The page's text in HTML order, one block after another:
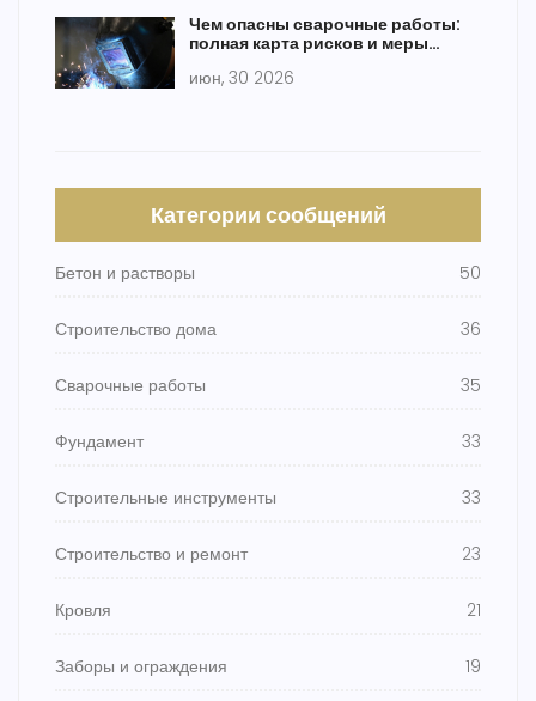
Чем опасны сварочные работы:
полная карта рисков и меры
июн, 30 2026
Категории сообщений
Бетон и растворы 50
Строительство дома 36
Сварочные работы 35
Фундамент 33
Строительные инструменты 33
Строительство и ремонт 23
Кровля 21
Заборы и ограждения 19